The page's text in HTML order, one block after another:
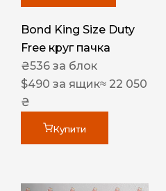
Bond King Size Duty
Free круг пачка
₴536 за блок
$490 за ящик≈ 22 050
₴
Купити